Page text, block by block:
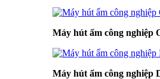
Máy hút ẩm công nghiệp
Máy hút ẩm công nghiệp